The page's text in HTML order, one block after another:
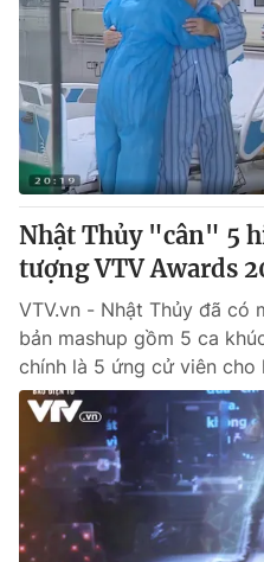
Tin tức
Thế giới đó đây
Câu chuyện quốc tế
Kinh tế
Tài chính
Thị trường
Góc doanh nghiệp
Dữ liệu và đời sống
Truyền hình
Phim VTV
Hậu trường
Nhân vật
Khán giả
Giải sao mai
Giải trí
Điện ảnh
Âm nhạc
Sao
Đời sống
Du lịch
Chất lượng cuộc sống
Giáo dục
Tuyển sinh
Học trực tuyến
Công nghệ
Hitech Công nghệ tương
Giao lưu trực tuyến
Nhật Thủy "cân" 5
tượng VTV Awards
VTV.vn - Nhật Thủy đã có
bản mashup gồm 5 ca
chính là 5 ứng cử viên cho